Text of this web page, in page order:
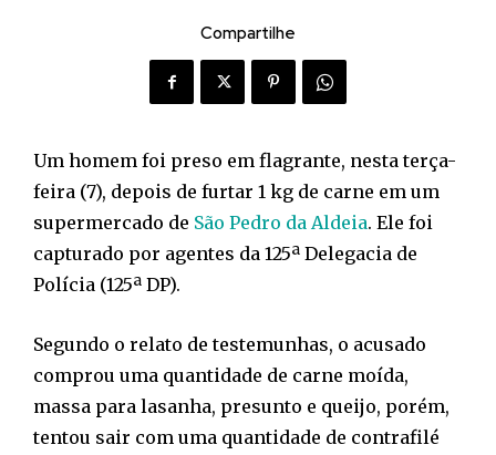
Compartilhe
Um homem foi preso em flagrante, nesta terça-
feira (7), depois de furtar 1 kg de carne em um
supermercado de São Pedro da Aldeia. Ele foi
capturado por agentes da 125ª Delegacia de
Polícia (125ª DP).
Segundo o relato de testemunhas, o acusado
comprou uma quantidade de carne moída,
massa para lasanha, presunto e queijo, porém,
tentou sair com uma quantidade de contrafilé